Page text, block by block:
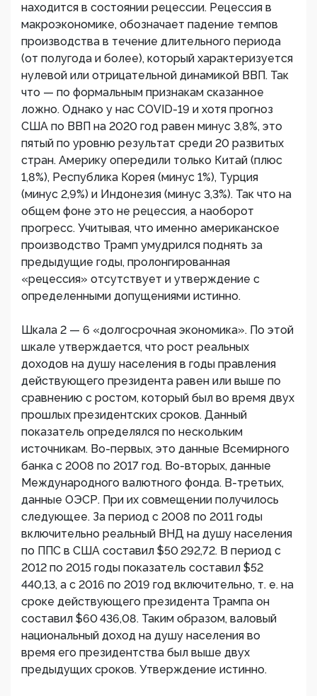
находится в состоянии рецессии. Рецессия в
макроэкономике, обозначает падение темпов
производства в течение длительного периода
(от полугода и более), который характеризуется
нулевой или отрицательной динамикой ВВП. Так
что — по формальным признакам сказанное
ложно. Однако у нас COVID-19 и хотя прогноз
США по ВВП на 2020 год равен минус 3,8%, это
пятый по уровню результат среди 20 развитых
стран. Америку опередили только Китай (плюс
1,8%), Республика Корея (минус 1%), Турция
(минус 2,9%) и Индонезия (минус 3,3%). Так что на
общем фоне это не рецессия, а наоборот
прогресс. Учитывая, что именно американское
производство Трамп умудрился поднять за
предыдущие годы, пролонгированная
«рецессия» отсутствует и утверждение с
определенными допущениями истинно.
Шкала 2 — 6 «долгосрочная экономика». По этой
шкале утверждается, что рост реальных
доходов на душу населения в годы правления
действующего президента равен или выше по
сравнению с ростом, который был во время двух
прошлых президентских сроков. Данный
показатель определялся по нескольким
источникам. Во-первых, это данные Всемирного
банка с 2008 по 2017 год. Во-вторых, данные
Международного валютного фонда. В-третьих,
данные ОЭСР. При их совмещении получилось
следующее. За период с 2008 по 2011 годы
включительно реальный ВНД на душу населения
по ППС в США составил $50 292,72. В период с
2012 по 2015 годы показатель составил $52
440,13, а с 2016 по 2019 год включительно, т. е. на
сроке действующего президента Трампа он
составил $60 436,08. Таким образом, валовый
национальный доход на душу населения во
время его президентства был выше двух
предыдущих сроков. Утверждение истинно.